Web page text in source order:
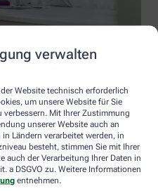
verwalten
Website technisch erforderlich
um unsere Website für Sie
Mit Ihrer Zustimmung
unserer Website auch an
Ländern verarbeitet werden, in
besteht, stimmen Sie mit Ihrer
auch der Verarbeitung Ihrer Daten in
a DSGVO zu. Weitere Informationen
entnehmen.am Dreescher Markt